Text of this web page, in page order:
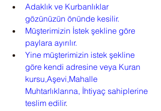
Adaklık ve Kurbanlıklar
gözünüzün önünde kesilir.
Müşterimizin İstek şekline göre
paylara ayırılır.
Yine müşterimizin istek şekline
göre kendi adresine veya Kuran
kursu,Aşevi,Mahalle
Muhtarlıklarına, İhtiyaç sahiplerine
teslim edilir.